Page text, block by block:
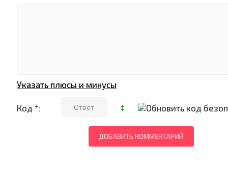
Указать плюсы и минусы
Код *: